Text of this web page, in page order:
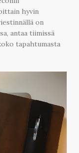
hyvin
on
antaa tiimissä
tapahtumasta